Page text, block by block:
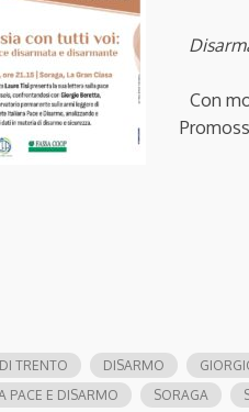
Con
TRENTO DISARMO
PACE E DISARMO
SORAGA